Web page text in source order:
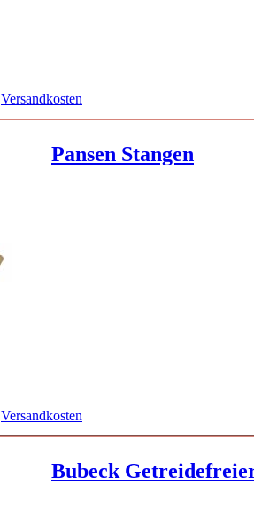
Versandkosten
Pansen Stangen
Versandkosten
Bubeck